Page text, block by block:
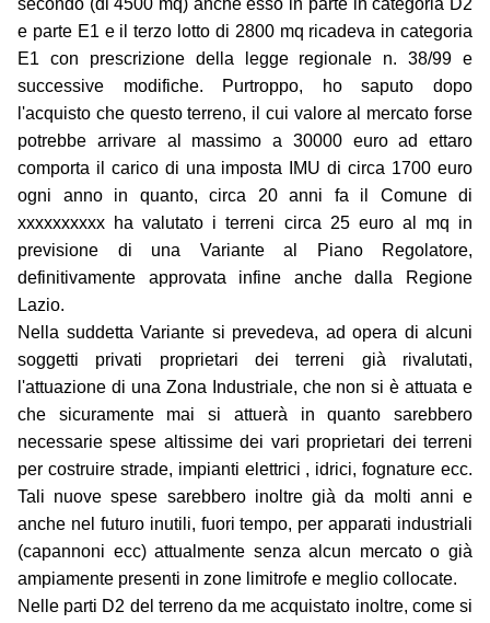
secondo (di 4500 mq) anche esso in parte in categoria D2
e parte E1 e il terzo lotto di 2800 mq ricadeva in categoria
E1 con prescrizione della legge regionale n. 38/99 e
successive modifiche. Purtroppo, ho saputo dopo
l'acquisto che questo terreno, il cui valore al mercato forse
potrebbe arrivare al massimo a 30000 euro ad ettaro
comporta il carico di una imposta IMU di circa 1700 euro
ogni anno in quanto, circa 20 anni fa il Comune di
xxxxxxxxxx ha valutato i terreni circa 25 euro al mq in
previsione di una Variante al Piano Regolatore,
definitivamente approvata infine anche dalla Regione
Lazio.
Nella suddetta Variante si prevedeva, ad opera di alcuni
soggetti privati proprietari dei terreni già rivalutati,
l'attuazione di una Zona Industriale, che non si è attuata e
che sicuramente mai si attuerà in quanto sarebbero
necessarie spese altissime dei vari proprietari dei terreni
per costruire strade, impianti elettrici , idrici, fognature ecc.
Tali nuove spese sarebbero inoltre già da molti anni e
anche nel futuro inutili, fuori tempo, per apparati industriali
(capannoni ecc) attualmente senza alcun mercato o già
ampiamente presenti in zone limitrofe e meglio collocate.
Nelle parti D2 del terreno da me acquistato inoltre, come si